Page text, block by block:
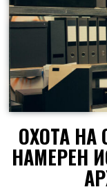
ОХОТА
НАМЕРЕН